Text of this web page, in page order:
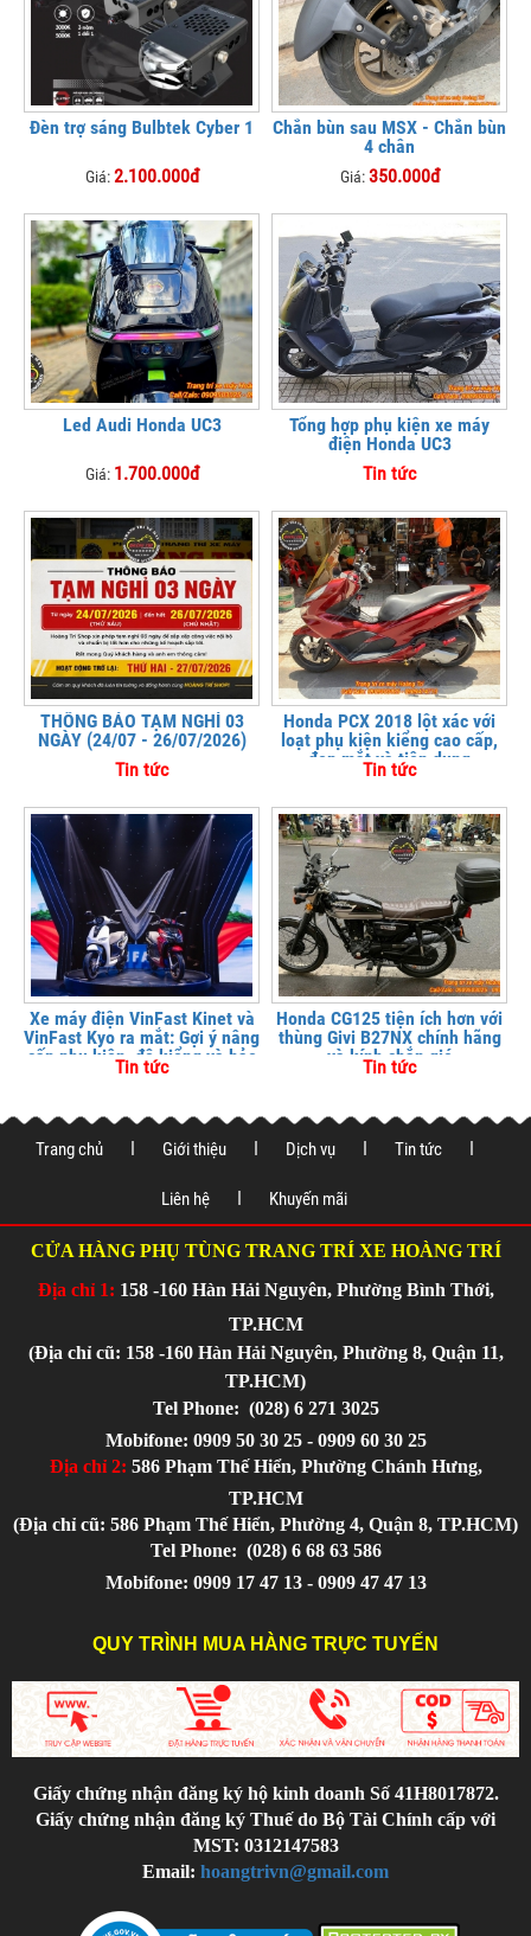
Đèn trợ sáng Bulbtek Cyber 1
Giá:2.100.000đ
Chắn bùn sau MSX - Chắn bùn
4 chân
Giá:350.000đ
Led Audi Honda UC3
Giá: 1.700.000đ
Tổng hợp phụ kiện xe máy
điện Honda UC3
Tin tức
THÔNG BÁO TẠM NGHỈ 03
NGÀY (24/07 - 26/07/2026)
Tin tức
Honda PCX 2018 lột xác với
loạt phụ kiện kiểng cao cấp,
đẹp mắt và tiện dụng
Tin tức
Xe máy điện VinFast Kinet và
VinFast Kyo ra mắt: Gợi ý nâng
cấp phụ kiện, độ kiểng và bảo
vệ xe tại
Tin tức
Honda CG125 tiện ích hơn với
thùng Givi B27NX chính hãng
và kính chắn gió
Tin tức
Trang chủ Giới thiệu Dịch vụ Tin tức
Liên hệ Khuyến mãi
CỬA HÀNG PHỤ TÙNG TRANG TRÍ XE HOÀNG TRÍ
Địa chỉ 1: 158 -160 Hàn Hải Nguyên, Phường Bình Thới,
TP.HCM
(Địa chỉ cũ: 158 -160 Hàn Hải Nguyên, Phường 8, Quận 11,
TP.HCM)
Tel Phone: (028) 6 271 3025
Mobifone: 0909 50 30 25 - 0909 60 30 25
Địa chỉ 2: 586 Phạm Thế Hiển, Phường Chánh Hưng,
TP.HCM
(Địa chỉ cũ: 586 Phạm Thế Hiển, Phường 4, Quận 8, TP.HCM)
Tel Phone: (028) 6 68 63 586
Mobifone: 0909 17 47 13 - 0909 47 47 13
QUY TRÌNH MUA HÀNG TRỰC TUYẾN
Giấy chứng nhận đăng ký hộ kinh doanh Số 41H8017872.
Giấy chứng nhận đăng ký Thuế do Bộ Tài Chính cấp với
MST: 0312147583
Email: hoangtrivn@gmail.com